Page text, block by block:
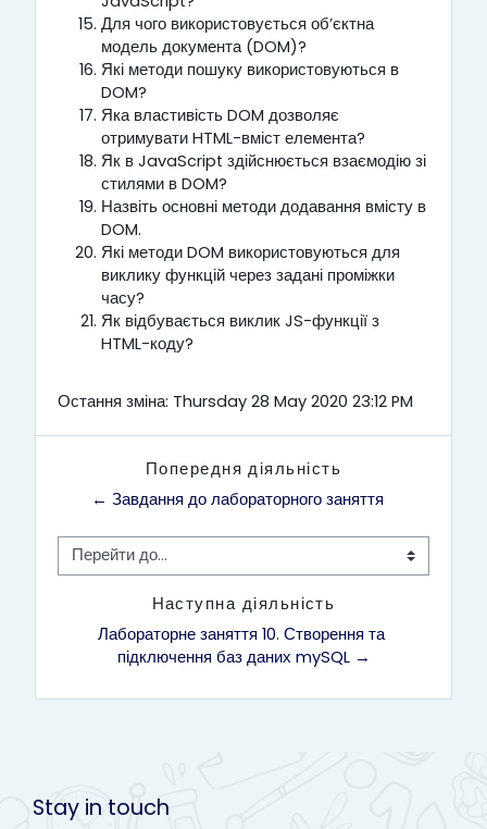
Для чого використовується об’єктна
модель документа (DOM)?
Які методи пошуку використовуються в
DOM?
Яка властивість DOM дозволяє
отримувати HTML-вміст елемента?
Як в JavaScript здійснюється взаємодію зі
стилями в DOM?
Назвіть основні методи додавання вмісту в
DOM.
Які методи DOM використовуються для
виклику функцій через задані проміжки
часу?
Як відбувається виклик JS-функції з
HTML-коду?
Остання зміна: Thursday 28 May 2020 23:12 PM
Попередня діяльність
← Завдання до лабораторного заняття
Перейти до...
Наступна діяльність
Лабораторне заняття 10. Створення та
підключення баз даних mySQL →
Stay in touch